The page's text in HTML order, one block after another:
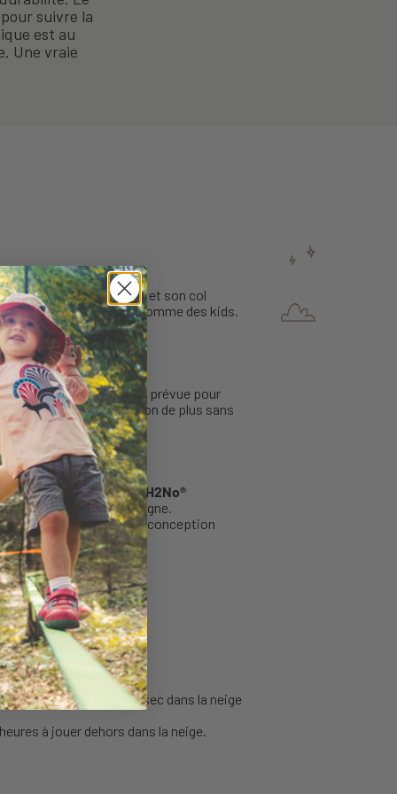
suivre la
est au
Une vraie
Sa coupe souple et son col
la vie des parents comme des kids.
heures dehors.
une couture intérieure prévue pour
et dure une saison de plus sans
Patagonia. Sa membraneH2No®
de neige ou de montagne.
bluesign®. Une conception
complète) et garde au sec dans la neige
à jouer dehors dans la neige.